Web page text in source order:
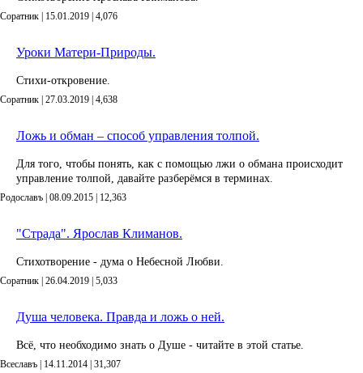
Соратник | 15.01.2019 | 4,076
Уроки Матери-Природы.
Стихи-откровение.
Соратник | 27.03.2019 | 4,638
Ложь и обман – способ управления толпой.
Для того, чтобы понять, как с помощью лжи о обмана происходит
управление толпой, давайте разберёмся в терминах.
Родославъ | 08.09.2015 | 12,363
"Страда". Ярослав Климанов.
Стихотворение - дума о Небесной Любви.
Соратник | 26.04.2019 | 5,033
Душа человека. Правда и ложь о ней.
Всё, что необходимо знать о Душе - читайте в этой статье.
Всеславъ | 14.11.2014 | 31,307